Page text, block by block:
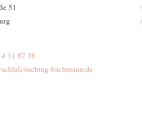
51
31 87 38
bachmann.de